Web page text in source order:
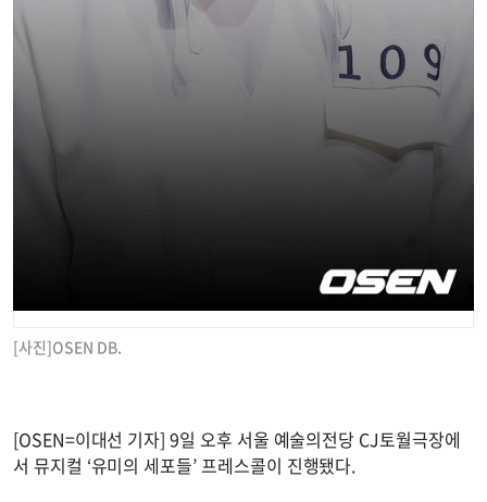
[사진]OSEN DB.
[OSEN=이대선 기자] 9일 오후 서울 예술의전당 CJ토월극장에
서 뮤지컬 ‘유미의 세포들’ 프레스콜이 진행됐다.